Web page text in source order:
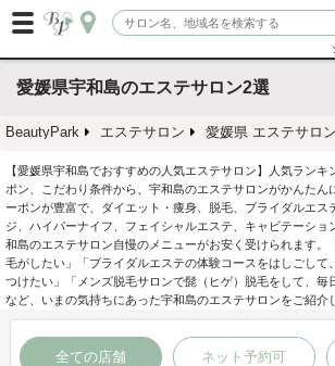
愛媛県宇和島のエステサロン2選
BeautyPark エステサロン 愛媛県 エステサロン
【愛媛県宇和島でおすすめの人気エステサロン】人気ランキ
ポン、こだわり条件から、宇和島のエステサロンがかんたん
ーポンが豊富で、ダイエット・痩身、脱毛、ブライダルエス
ジ、ハイパーナイフ、フェイシャルエステ、キャビテーショ
和島のエステサロン自慢のメニューがお安く受けられます。
毛がしたい」「ブライダルエステの体験コースをはしごして
つけたい」「メンズ脱毛サロンで髭（ヒゲ）脱毛をして、毎
など、いまの気持ちにあった宇和島のエステサロンをご紹介
全ての店舗 ネット予約可